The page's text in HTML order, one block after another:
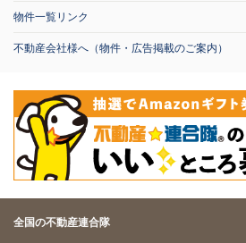
物件一覧リンク
不動産会社様へ（物件・広告掲載のご案内）
全国の不動産連合隊